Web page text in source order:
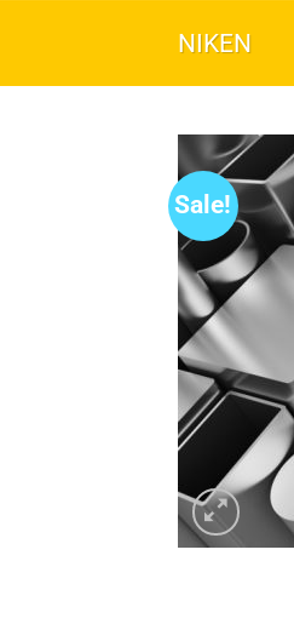
NIKEN
Sale!